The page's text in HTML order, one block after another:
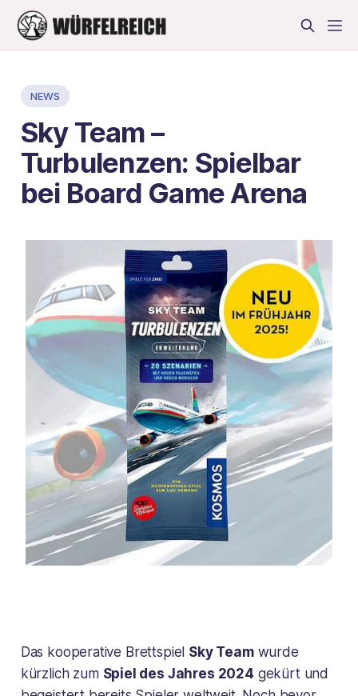
NEWS
Sky Team –
Turbulenzen: Spielbar
bei Board Game Arena
Das kooperative Brettspiel Sky Teamwurde
kürzlich zum Spiel des Jahres 2024 gekürt und